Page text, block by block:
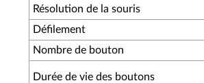
Résolution de la souris
Défilement
Nombre de bouton
Durée de vie des boutons